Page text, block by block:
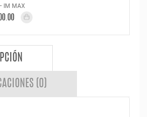
IM MAX
(0)